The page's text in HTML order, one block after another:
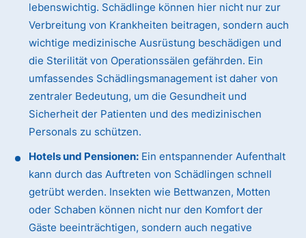
lebenswichtig. Schädlinge können hier nicht nur zur
Verbreitung von Krankheiten beitragen, sondern auch
wichtige medizinische Ausrüstung beschädigen und
die Sterilität von Operationssälen gefährden. Ein
umfassendes Schädlingsmanagement ist daher von
zentraler Bedeutung, um die Gesundheit und
Sicherheit der Patienten und des medizinischen
Personals zu schützen.
Hotels und Pensionen: Ein entspannender Aufenthalt
kann durch das Auftreten von Schädlingen schnell
getrübt werden. Insekten wie Bettwanzen, Motten
oder Schaben können nicht nur den Komfort der
Gäste beeinträchtigen, sondern auch negative